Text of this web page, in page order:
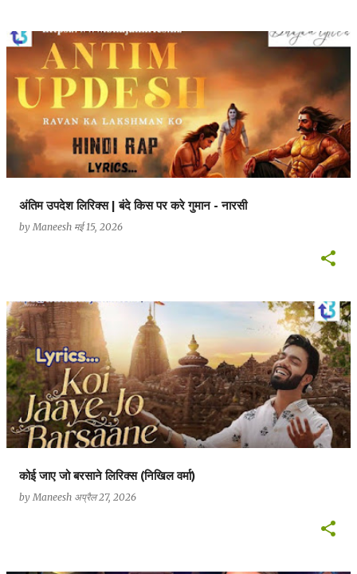
अंतिम उपदेश लिरिक्स | बंदे किस पर करे गुमान - नारसी
byManeesh मई 15, 2026
कोई जाए जो बरसाने लिरिक्स (निखिल वर्मा)
byManeesh अप्रैल 27, 2026